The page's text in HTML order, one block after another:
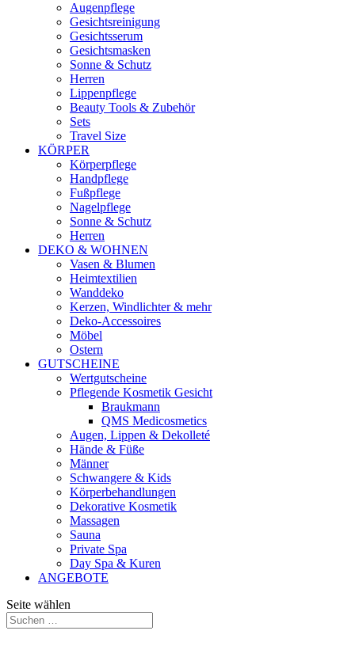
Augenpflege
Gesichtsreinigung
Gesichtsserum
Gesichtsmasken
Sonne & Schutz
Herren
Lippenpflege
Beauty Tools & Zubehör
Sets
Travel Size
KÖRPER
Körperpflege
Handpflege
Fußpflege
Nagelpflege
Sonne & Schutz
Herren
DEKO & WOHNEN
Vasen & Blumen
Heimtextilien
Wanddeko
Kerzen, Windlichter & mehr
Deko-Accessoires
Möbel
Ostern
GUTSCHEINE
Wertgutscheine
Pflegende Kosmetik Gesicht
Braukmann
QMS Medicosmetics
Augen, Lippen & Dekolleté
Hände & Füße
Männer
Schwangere & Kids
Körperbehandlungen
Dekorative Kosmetik
Massagen
Sauna
Private Spa
Day Spa & Kuren
ANGEBOTE
Seite wählen